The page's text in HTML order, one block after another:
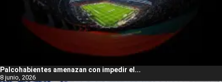
Palcohabientes amenazan con impedir el...
8 junio, 2026